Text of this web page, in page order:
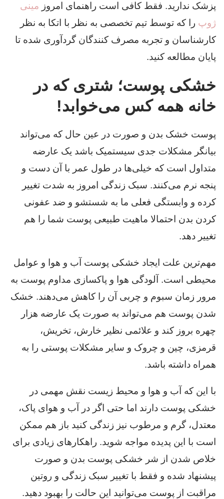
پزشک ندارید. فقط کافی است راهنمای امروز مینی
ژوپ را که توسط تیم تخصصی به نظر با اتکا به نظر
کارشناسان و تجربه مصرف کنندگان گردآوری شده تا
پایان مطالعه کنید.
خشکی پوست؛ شتری که در
خانه همه کس می‌خوابد!
پوست خشک بدن و صورت در عین حال که می‌تواند
بیانگر مشکلات جدی سیستمیک باشد یک عارضه
متداول است که خیلی‌ها در طول عمر با آن دست و
پنجه نرم می‌کنند. سبک زندگی امروز به شدت تغییر
کرده و وابستگی فعلی ما به شستشو و ضد عفونی
کردن بدن احتمالا ماهیت طبیعی پوست شما را هم
تغییر دهد.
مهم‌ترین علت ایجاد خشکی پوست آب و هوا و عوامل
محیطی است. آلودگی هوا و پاکسازی مداوم پوست به
مرور زمان سبوم و چربی آن را کاهش می‌دهند. خشک
شدن پوست هم می‌تواند به صورت یک عارضه هزار
چهره بروز کند و علائمی نظیر خارش، تخریش،
قرمزی، چین و چروک و سایر مشکلات پوستی را به
همراه داشته باشد.
با این که آب و هوا و محیط زیست نقش مهمی در
خشکی پوست دارند اما حتی اگر در آب و هوای پاک،
معتدل، گرم و مرطوب نیز زندگی کنید باز هم ممکن
است با این پدیده مواجه شوید. راهکارهای زیادی برای
خلاص شدن از شر خشکی پوست بدن و صورت
پیشنهاد شده و فقط با تغییر سبک زندگی و روتین
مراقبت از پوست می‌توانید این حالت را بهبود دهید.